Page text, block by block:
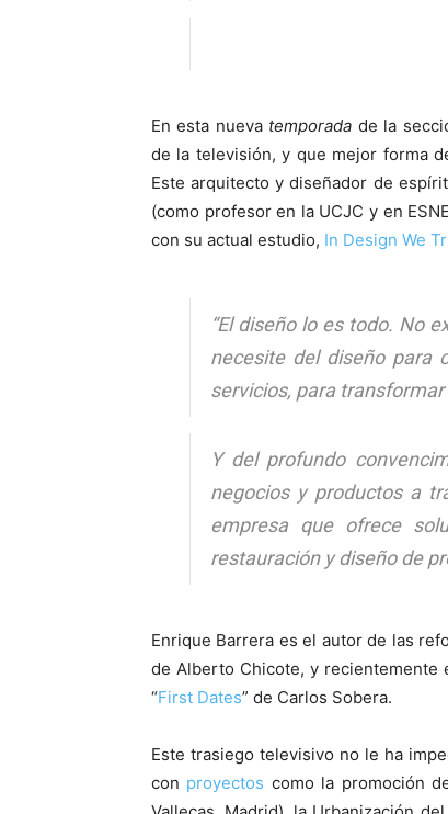
En esta nueva temporada de la
de la televisión, y que mejor forma
Este arquitecto y diseñador de
(como profesor en la UCJC y en
con su actual estudio, In Design We
“El diseño lo es todo. No
necesite del diseño para
servicios, para
Y del profundo
negocios y productos a
empresa que ofrece
restauración y diseño de
Enrique Barrera es el autor de las
de Alberto Chicote, y recientemente
“First Dates” de Carlos Sobera.
Este trasiego televisivo no le ha
con proyectos como la promoción